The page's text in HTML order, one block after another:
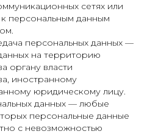
сетях или
персональным данным
персональных данных —
на территорию
органу власти
иностранному
юридическому лицу.
данных — любые
персональные данные
с невозможностью